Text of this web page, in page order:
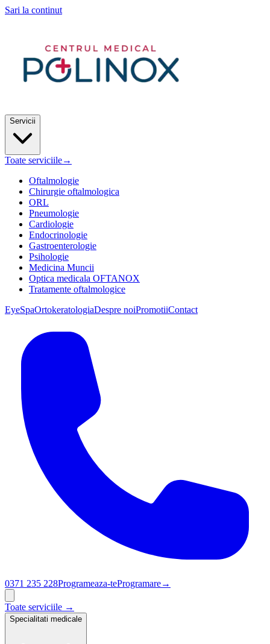
Sari la continut
Servicii
Toate serviciile→
Oftalmologie
Chirurgie oftalmologica
ORL
Pneumologie
Cardiologie
Endocrinologie
Gastroenterologie
Psihologie
Medicina Muncii
Optica medicala OFTANOX
Tratamente oftalmologice
EyeSpaOrtokeratologiaDespre noiPromotiiContact
0371 235 228Programeaza-teProgramare→
Toate serviciile →
Specialitati medicale